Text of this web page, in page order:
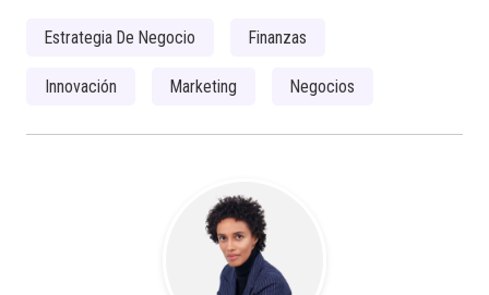
Estrategia De Negocio Finanzas
Innovación Marketing Negocios